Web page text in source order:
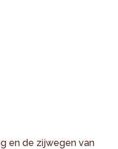
en de zijwegen van